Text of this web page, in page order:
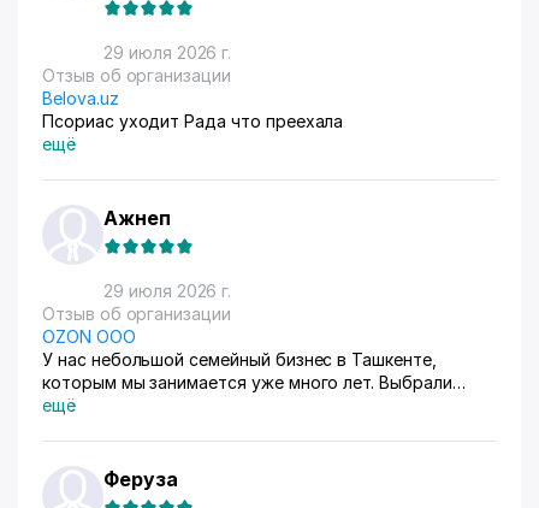
29 июля 2026 г.
Отзыв об организации
Belova.uz
Псориас уходит Рада что преехала
ещё
Ажнеп
29 июля 2026 г.
Отзыв об организации
OZON ООО
У нас небольшой семейный бизнес в Ташкенте,
которым мы занимается уже много лет. Выбрали
схему ФБС, для нашего Узбекистана это пока
приема. Покупатели из рахных стран берут, из
России особенно много, узбекский хлопок там
ещё
Феруза